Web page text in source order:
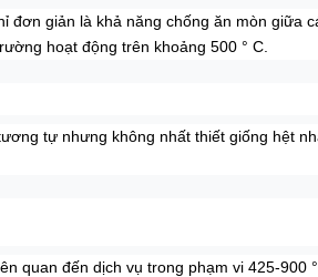
giản là khả năng chống ăn mòn giữa
hoạt động trên khoảng 500 ° C.
tự nhưng không nhất thiết giống hệt
quan đến dịch vụ trong phạm vi 425-900 °